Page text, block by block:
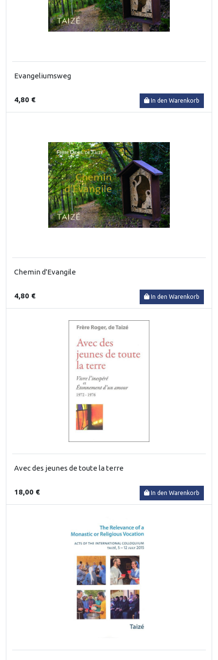
Evangeliumsweg
4,80 € In den Warenkorb
Chemin d'Evangile
4,80 € In den Warenkorb
Avec des jeunes de toute la terre
18,00 € In den Warenkorb